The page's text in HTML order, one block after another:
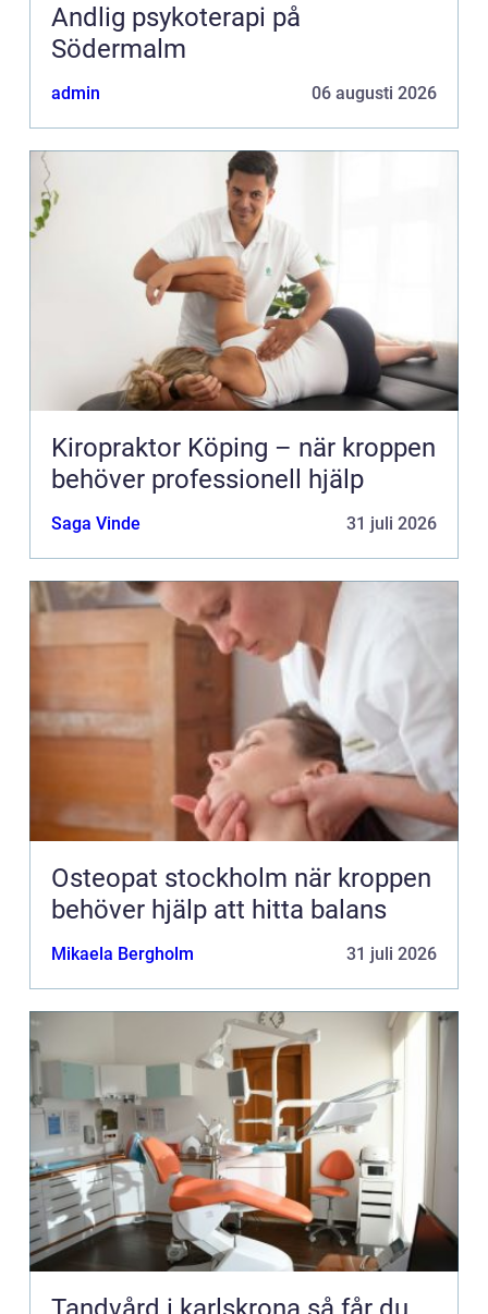
Andlig psykoterapi på
Södermalm
admin 06 augusti 2026
Kiropraktor Köping – när kroppen
behöver professionell hjälp
Saga Vinde 31 juli 2026
Osteopat stockholm när kroppen
behöver hjälp att hitta balans
Mikaela Bergholm 31 juli 2026